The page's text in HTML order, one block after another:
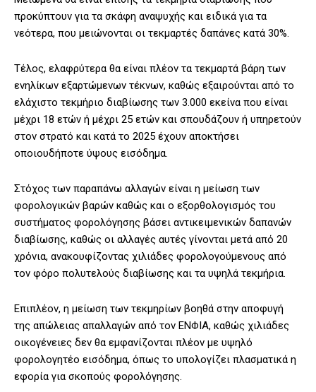
προκύπτουν για τα σκάφη αναψυχής και ειδικά για τα
νεότερα, που μειώνονται οι τεκμαρτές δαπάνες κατά 30%.
Τέλος, ελαφρύτερα θα είναι πλέον τα τεκμαρτά βάρη των
ενηλίκων εξαρτώμενων τέκνων, καθώς εξαιρούνται από το
ελάχιστο τεκμήριο διαβίωσης των 3.000 εκείνα που είναι
μέχρι 18 ετών ή μέχρι 25 ετών και σπουδάζουν ή υπηρετούν
στον στρατό και κατά το 2025 έχουν αποκτήσει
οποιουδήποτε ύψους εισόδημα.
Στόχος των παραπάνω αλλαγών είναι η μείωση των
φορολογικών βαρών καθώς και ο εξορθολογισμός του
συστήματος φορολόγησης βάσει αντικειμενικών δαπανών
διαβίωσης, καθώς οι αλλαγές αυτές γίνονται μετά από 20
χρόνια, ανακουφίζοντας χιλιάδες φορολογούμενους από
τον φόρο πολυτελούς διαβίωσης και τα υψηλά τεκμήρια.
Επιπλέον, η μείωση των τεκμηρίων βοηθά στην αποφυγή
της απώλειας απαλλαγών από τον ΕΝΦΙΑ, καθώς χιλιάδες
οικογένειες δεν θα εμφανίζονται πλέον με υψηλό
φορολογητέο εισόδημα, όπως το υπολογίζει πλασματικά η
εφορία για σκοπούς φορολόγησης.